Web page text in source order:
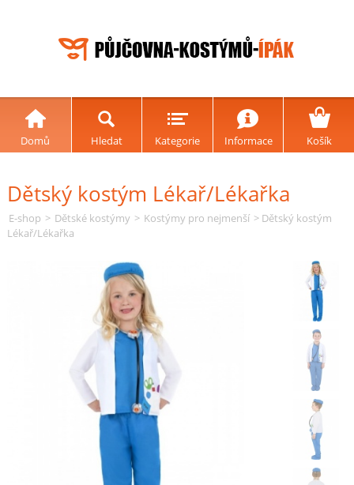
Domů Hledat Kategorie Informace Košík
Dětský kostým Lékař/Lékařka
E-shop > Dětské kostýmy > Kostýmy pro nejmenší > Dětský kostým
Lékař/Lékařka